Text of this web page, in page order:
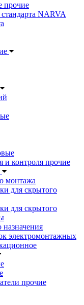
прочие
NARVA
и контроля прочие
монтажа
для скрытого
для скрытого
электромонтажных
прочие